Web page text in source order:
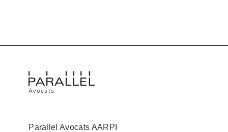
Parallel Avocats AARPI